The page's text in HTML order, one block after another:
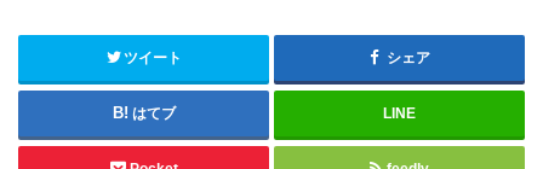
ツイート シェア
はてブ LINE